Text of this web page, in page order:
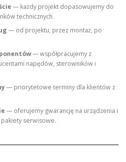
— każdy projekt dopasowujemy do
technicznych.
— od projektu, przez montaż, po
— współpracujemy z
napędów, sterowników i
— priorytetowe terminy dla klientów z
— oferujemy gwarancję na urządzenia i
serwisowe.